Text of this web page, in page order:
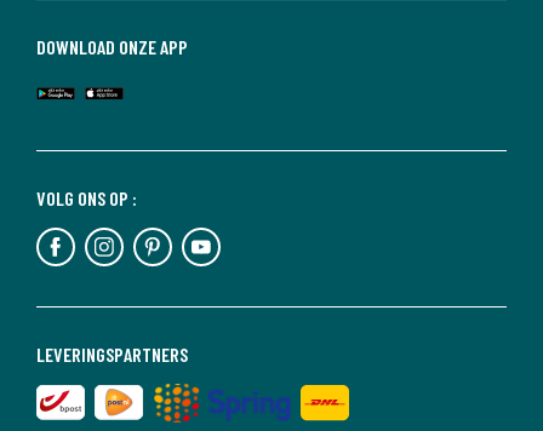
LEVERINGSPARTNERS
VOLG ONS OP :
DOWNLOAD ONZE APP